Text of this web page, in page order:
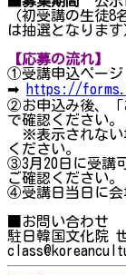
（初受講の生徒
は抽選となります
【応募の流れ】
①受講申込ページ
➡
https://
②お申込み後、「
で確認ください。
※表示されない
ください。
③3月20日に受講
ご確認ください。
④受講日当日に会
■お問い合わせ
駐日韓国文化院